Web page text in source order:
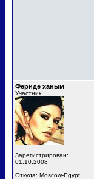
Фериде ханым
Участник
Зарегистрирован:
01.10.2008
Откуда: Moscow-Egypt